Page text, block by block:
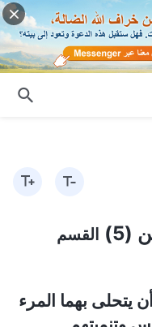
(5)
القسم
يتحلى بهما المرء